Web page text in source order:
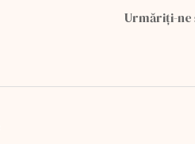
Urmăriți-ne